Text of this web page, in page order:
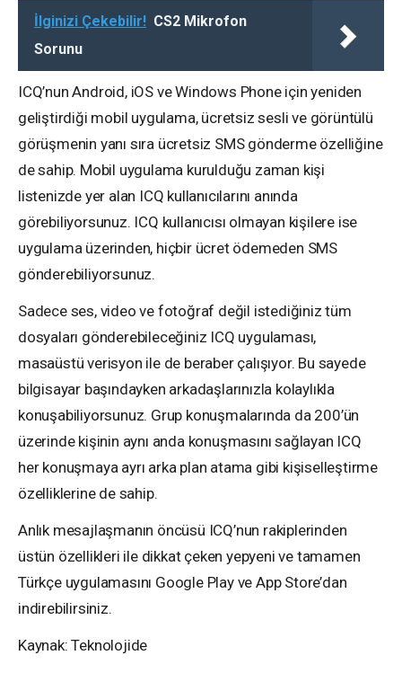
İlginizi Çekebilir! CS2 Mikrofon
Sorunu
ICQ’nun Android, iOS ve Windows Phone için yeniden
geliştirdiği mobil uygulama, ücretsiz sesli ve görüntülü
görüşmenin yanı sıra ücretsiz SMS gönderme özelliğine
de sahip. Mobil uygulama kurulduğu zaman kişi
listenizde yer alan ICQ kullanıcılarını anında
görebiliyorsunuz. ICQ kullanıcısı olmayan kişilere ise
uygulama üzerinden, hiçbir ücret ödemeden SMS
gönderebiliyorsunuz.
Sadece ses, video ve fotoğraf değil istediğiniz tüm
dosyaları gönderebileceğiniz ICQ uygulaması,
masaüstü verisyon ile de beraber çalışıyor. Bu sayede
bilgisayar başındayken arkadaşlarınızla kolaylıkla
konuşabiliyorsunuz. Grup konuşmalarında da 200’ün
üzerinde kişinin aynı anda konuşmasını sağlayan ICQ
her konuşmaya ayrı arka plan atama gibi kişiselleştirme
özelliklerine de sahip.
Anlık mesajlaşmanın öncüsü ICQ’nun rakiplerinden
üstün özellikleri ile dikkat çeken yepyeni ve tamamen
Türkçe uygulamasını Google Play ve App Store’dan
indirebilirsiniz.
Kaynak: Teknolojide